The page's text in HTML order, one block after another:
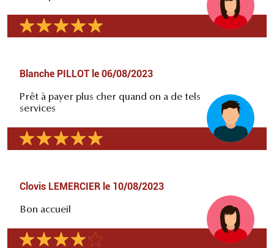
Blanche PILLOT le 06/08/2023
Prêt à payer plus cher quand on a de tels
services
Clovis LEMERCIER le 10/08/2023
Bon accueil